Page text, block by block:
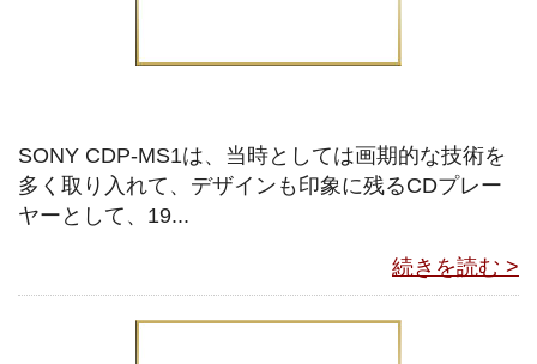
SONY CDP-MS1は、当時としては画期的な技術を
多く取り入れて、デザインも印象に残るCDプレー
ヤーとして、19...
続きを読む >